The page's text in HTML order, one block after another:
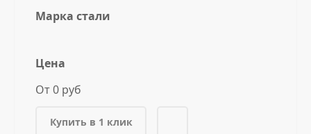
Марка стали
Цена
От 0 руб
Купить в 1 клик